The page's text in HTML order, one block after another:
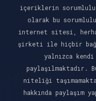
içeriklerin
olarak bu
internet sitesi,
şirketi ile hiçbir
yalnızca kendi
paylaşılmaktadır.
niteliği
hakkında paylaşım